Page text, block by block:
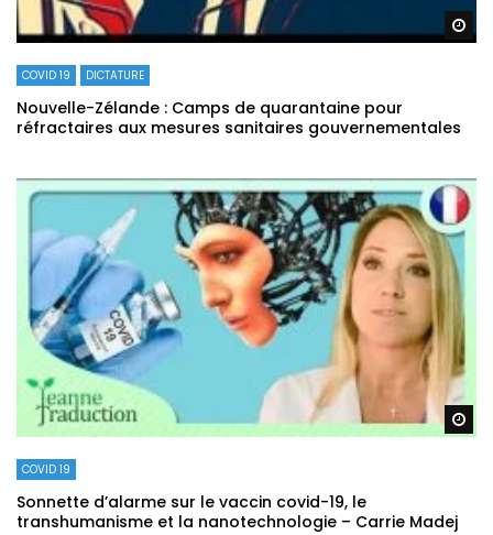
COVID 19 DICTATURE
Nouvelle-Zélande : Camps de quarantaine pour
réfractaires aux mesures sanitaires gouvernementales
COVID 19
Sonnette d’alarme sur le vaccin covid-19, le
transhumanisme et la nanotechnologie – Carrie Madej